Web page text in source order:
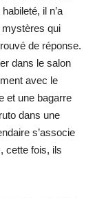
il n’a
qui
de réponse.
dans le salon
avec le
et une bagarre
dans une
s’associe
cette fois, ils